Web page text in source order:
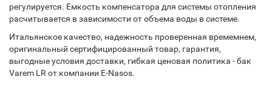
регулируется. Емкость компенсатора для системы отопления
расчитывается в зависимости от объема воды в системе.
Итальянское качество, надежность проверенная времемнем,
оригинальный сертифицированный товар, гарантия,
выгодные условия доставки, гибкая ценовая политика - бак
Varem LR от компании E-Nasos.